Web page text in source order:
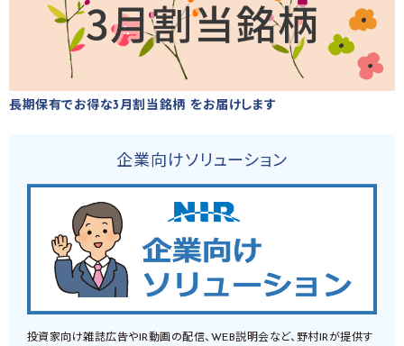
長期保有でお得な3月割当銘柄 をお届けします
企業向けソリューション
投資家向け雑誌広告やIR動画の配信、WEB説明会など、野村IRが提供す